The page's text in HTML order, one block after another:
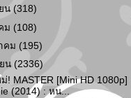
น (318)
ม (108)
คม (195)
น (2336)
! MASTER [Mini HD 1080p]
(2014) : หน...